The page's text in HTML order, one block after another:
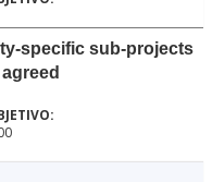
specific sub-projects